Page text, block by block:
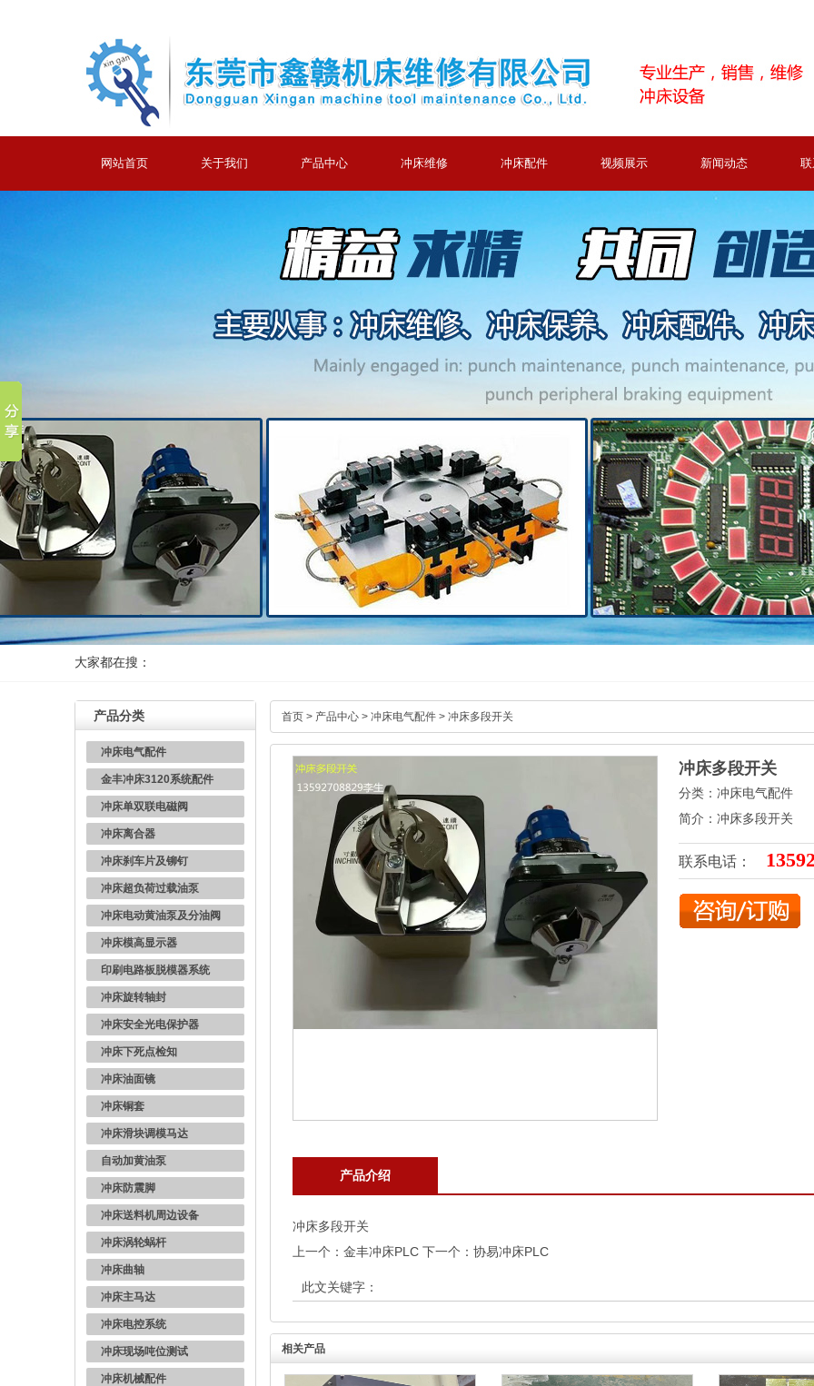
网站首页 关于我们 产品中心 冲床维修 冲床配件 视频展示 新闻动态
大家都在搜：
产品分类
冲床电气配件
金丰冲床3120系统配件
冲床单双联电磁阀
冲床离合器
冲床刹车片及铆钉
冲床超负荷过载油泵
冲床电动黄油泵及分油阀
冲床模高显示器
印刷电路板脱模器系统
冲床旋转轴封
冲床安全光电保护器
冲床下死点检知
冲床油面镜
冲床铜套
冲床滑块调模马达
自动加黄油泵
冲床防震脚
冲床送料机周边设备
冲床涡轮蜗杆
冲床曲轴
冲床主马达
冲床电控系统
冲床现场吨位测试
冲床机械配件
首页 > 产品中心 > 冲床电气配件 > 冲床多段开关
冲床多段开关
分类：冲床电气配件
简介：冲床多段开关
联系电话：
产品介绍
冲床多段开关
上一个： 金丰冲床PLC 下一个： 协易冲床PLC
此文关键字：
相关产品